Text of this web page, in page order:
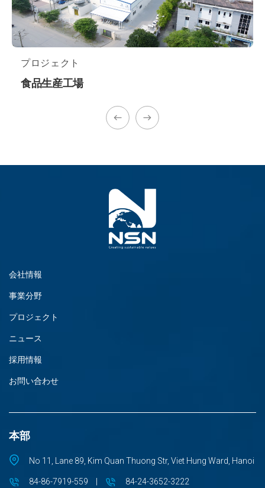
プロジェクト
食品生産工場
会社情報
事業分野
プロジェクト
ニュース
採用情報
お問い合わせ
本部
No 11, Lane 89, Kim Quan Thuong Str, Viet Hung Ward, Hanoi
84-86-7919-559 84-24-3652-3222